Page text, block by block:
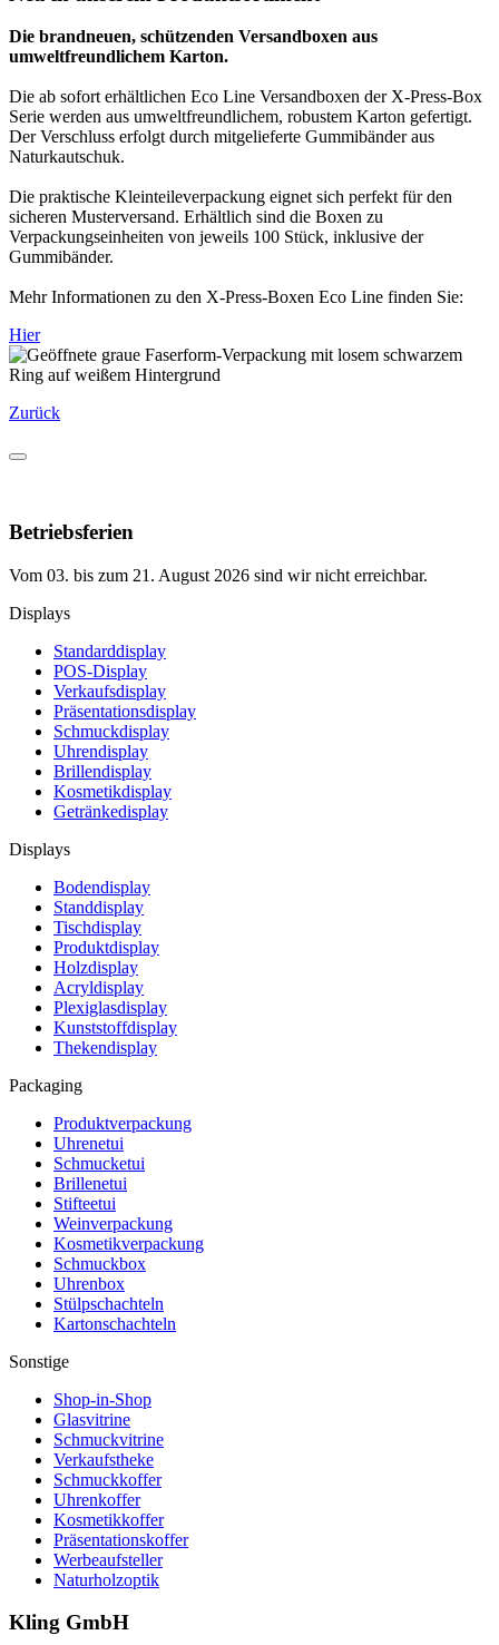
Die brandneuen, schützenden Versandboxen aus
umweltfreundlichem Karton.
Die ab sofort erhältlichen Eco Line Versandboxen der X-Press-Box
Serie werden aus umweltfreundlichem, robustem Karton gefertigt.
Der Verschluss erfolgt durch mitgelieferte Gummibänder aus
Naturkautschuk.
Die praktische Kleinteileverpackung eignet sich perfekt für den
sicheren Musterversand. Erhältlich sind die Boxen zu
Verpackungseinheiten von jeweils 100 Stück, inklusive der
Gummibänder.
Mehr Informationen zu den X-Press-Boxen Eco Line finden Sie:
Hier
Zurück
Betriebsferien
Vom 03. bis zum 21. August 2026 sind wir nicht erreichbar.
Displays
Standarddisplay
POS-Display
Verkaufsdisplay
Präsentationsdisplay
Schmuckdisplay
Uhrendisplay
Brillendisplay
Kosmetikdisplay
Getränkedisplay
Displays
Bodendisplay
Standdisplay
Tischdisplay
Produktdisplay
Holzdisplay
Acryldisplay
Plexiglasdisplay
Kunststoffdisplay
Thekendisplay
Packaging
Produktverpackung
Uhrenetui
Schmucketui
Brillenetui
Stifteetui
Weinverpackung
Kosmetikverpackung
Schmuckbox
Uhrenbox
Stülpschachteln
Kartonschachteln
Sonstige
Shop-in-Shop
Glasvitrine
Schmuckvitrine
Verkaufstheke
Schmuckkoffer
Uhrenkoffer
Kosmetikkoffer
Präsentationskoffer
Werbeaufsteller
Naturholzoptik
Kling GmbH